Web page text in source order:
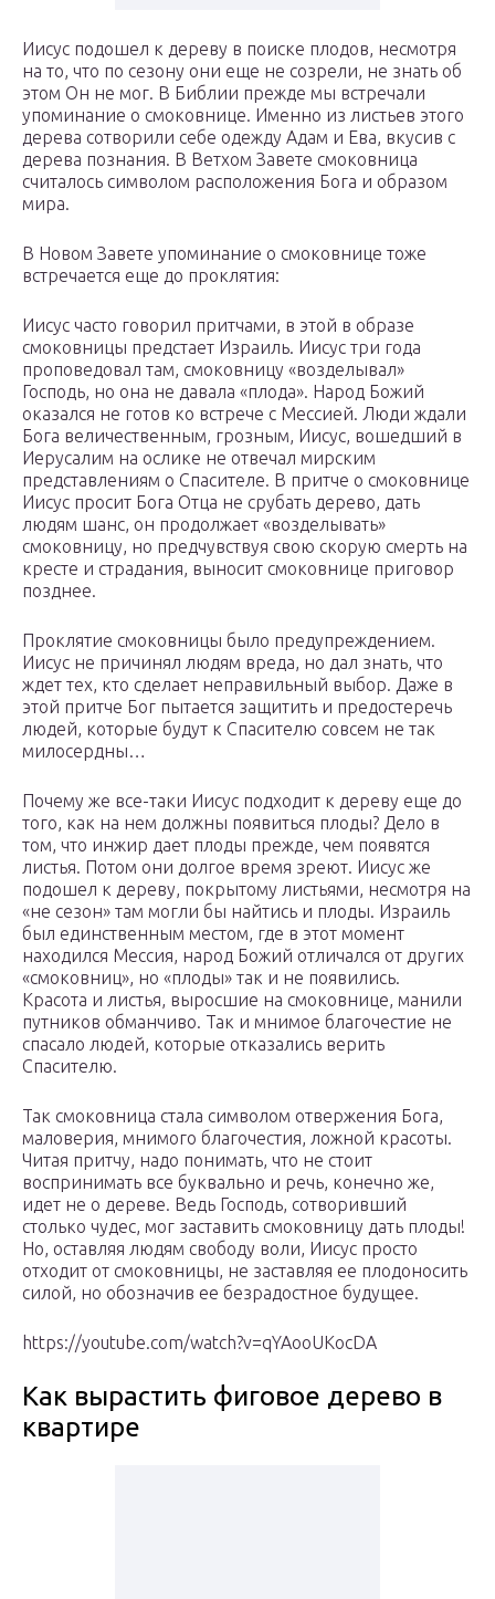
Иисус подошел к дереву в поиске плодов, несмотря
на то, что по сезону они еще не созрели, не знать об
этом Он не мог. В Библии прежде мы встречали
упоминание о смоковнице. Именно из листьев этого
дерева сотворили себе одежду Адам и Ева, вкусив с
дерева познания. В Ветхом Завете смоковница
считалось символом расположения Бога и образом
мира.
В Новом Завете упоминание о смоковнице тоже
встречается еще до проклятия:
Иисус часто говорил притчами, в этой в образе
смоковницы предстает Израиль. Иисус три года
проповедовал там, смоковницу «возделывал»
Господь, но она не давала «плода». Народ Божий
оказался не готов ко встрече с Мессией. Люди ждали
Бога величественным, грозным, Иисус, вошедший в
Иерусалим на ослике не отвечал мирским
представлениям о Спасителе. В притче о смоковнице
Иисус просит Бога Отца не срубать дерево, дать
людям шанс, он продолжает «возделывать»
смоковницу, но предчувствуя свою скорую смерть на
кресте и страдания, выносит смоковнице приговор
позднее.
Проклятие смоковницы было предупреждением.
Иисус не причинял людям вреда, но дал знать, что
ждет тех, кто сделает неправильный выбор. Даже в
этой притче Бог пытается защитить и предостеречь
людей, которые будут к Спасителю совсем не так
милосердны…
Почему же все-таки Иисус подходит к дереву еще до
того, как на нем должны появиться плоды? Дело в
том, что инжир дает плоды прежде, чем появятся
листья. Потом они долгое время зреют. Иисус же
подошел к дереву, покрытому листьями, несмотря на
«не сезон» там могли бы найтись и плоды. Израиль
был единственным местом, где в этот момент
находился Мессия, народ Божий отличался от других
«смоковниц», но «плоды» так и не появились.
Красота и листья, выросшие на смоковнице, манили
путников обманчиво. Так и мнимое благочестие не
спасало людей, которые отказались верить
Спасителю.
Так смоковница стала символом отвержения Бога,
маловерия, мнимого благочестия, ложной красоты.
Читая притчу, надо понимать, что не стоит
воспринимать все буквально и речь, конечно же,
идет не о дереве. Ведь Господь, сотворивший
столько чудес, мог заставить смоковницу дать плоды!
Но, оставляя людям свободу воли, Иисус просто
отходит от смоковницы, не заставляя ее плодоносить
силой, но обозначив ее безрадостное будущее.
https://youtube.com/watch?v=qYAooUKocDA
Как вырастить фиговое дерево в
квартире